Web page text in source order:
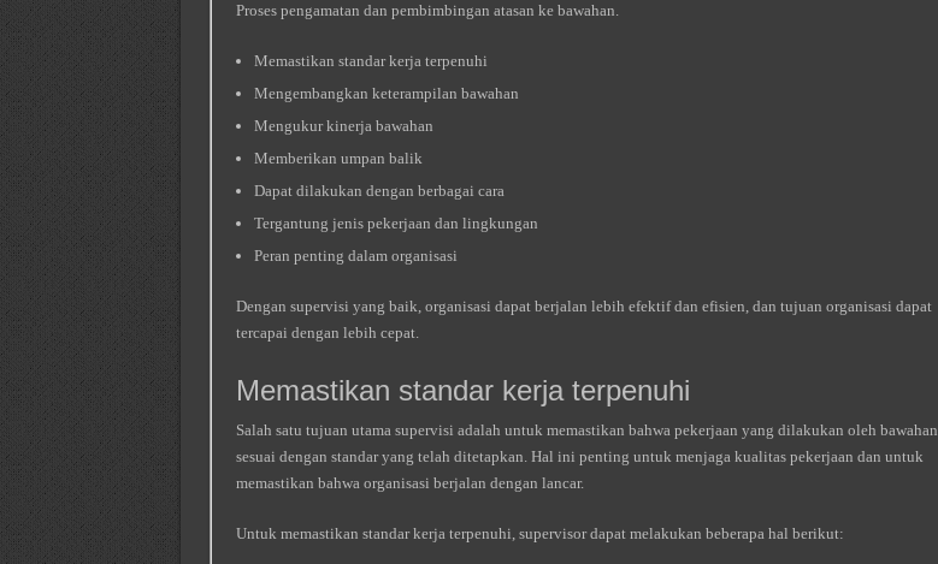
Proses pengamatan dan pembimbingan atasan ke bawahan.
Memastikan standar kerja terpenuhi
Mengembangkan keterampilan bawahan
Mengukur kinerja bawahan
Memberikan umpan balik
Dapat dilakukan dengan berbagai cara
Tergantung jenis pekerjaan dan lingkungan
Peran penting dalam organisasi
Dengan supervisi yang baik, organisasi dapat berjalan lebih efektif dan efisien, dan tujuan organisasi dapat
tercapai dengan lebih cepat.
Memastikan standar kerja terpenuhi
Salah satu tujuan utama supervisi adalah untuk memastikan bahwa pekerjaan yang dilakukan oleh bawahan
sesuai dengan standar yang telah ditetapkan. Hal ini penting untuk menjaga kualitas pekerjaan dan untuk
memastikan bahwa organisasi berjalan dengan lancar.
Untuk memastikan standar kerja terpenuhi, supervisor dapat melakukan beberapa hal berikut: